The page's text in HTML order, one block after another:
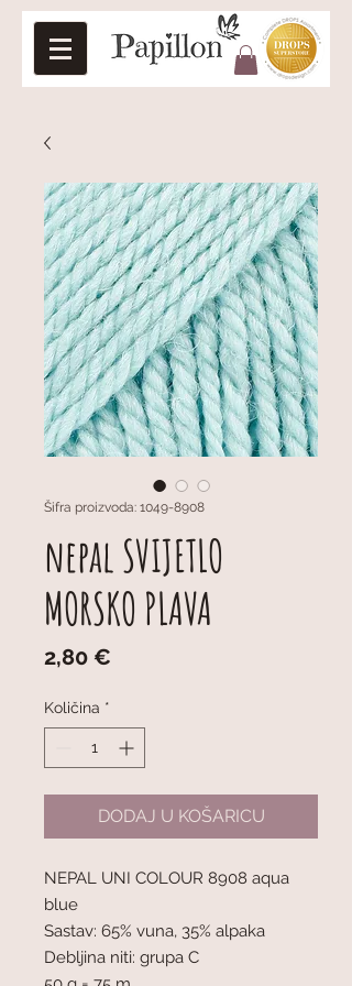
Šifra proizvoda: 1049-8908
nepal SVIJETLO
MORSKO PLAVA
2,80 €
Količina *
DODAJ U KOŠARICU
NEPAL UNI COLOUR 8908 aqua
blue
Sastav: 65% vuna, 35% alpaka
Debljina niti: grupa C